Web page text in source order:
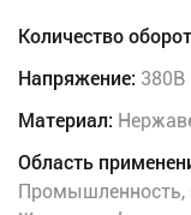
Количество
Напряжение: 380В
Материал:
Область
Промышленность,